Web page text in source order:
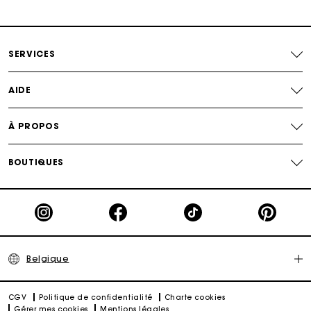
Carte Cadeau Maje : la meilleure façon d'offrir le
cadeau parfait
SERVICES
AIDE
À PROPOS
BOUTIQUES
Belgique
CGV Politique de confidentialité
Charte cookies
Gérer mes cookies
Mentions légales